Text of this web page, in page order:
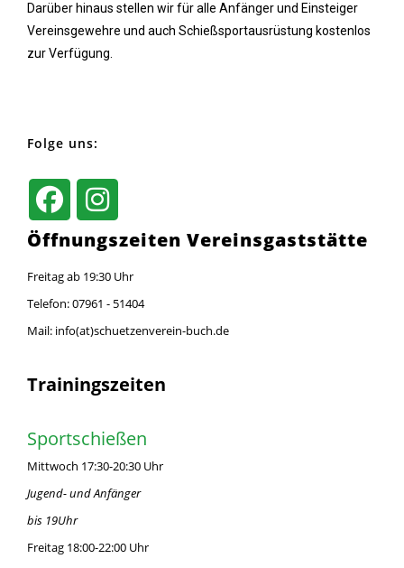
Darüber hinaus stellen wir für alle Anfänger und Einsteiger
Vereinsgewehre und auch Schießsportausrüstung kostenlos
zur Verfügung.
Folge uns:
Öffnungszeiten Vereinsgaststätte
Freitag ab 19:30 Uhr
Telefon: 07961 - 51404
Mail: info(at)schuetzenverein-buch.de
Trainingszeiten
Sportschießen
Mittwoch 17:30-20:30 Uhr
Jugend- und Anfänger
bis 19Uhr
Freitag 18:00-22:00 Uhr